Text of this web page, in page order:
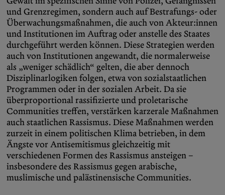
und Grenzregimen, sondern auch auf Bestrafungs- oder
Überwachungsmaßnahmen, die auch von Akteur:innen
und Institutionen im Auftrag oder anstelle des Staates
durchgeführt werden können. Diese Strategien werden
auch von Institutionen angewandt, die normalerweise
als „weniger schädlich“ gelten, die aber dennoch
Disziplinarlogiken folgen, etwa von sozialstaatlichen
Programmen oder in der sozialen Arbeit. Da sie
überproportional rassifizierte und proletarische
Communities treffen, verstärken karzerale Maßnahmen
auch staatlichen Rassismus. Diese Maßnahmen werden
zurzeit in einem politischen Klima betrieben, in dem
Ängste vor Antisemitismus gleichzeitig mit
verschiedenen Formen des Rassismus ansteigen –
insbesondere des Rassismus gegen arabische,
muslimische und palästinensische Communities.